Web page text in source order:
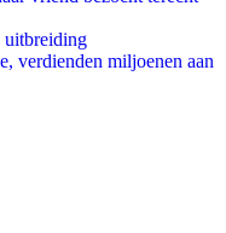
uitbreiding
verdienden miljoenen aan